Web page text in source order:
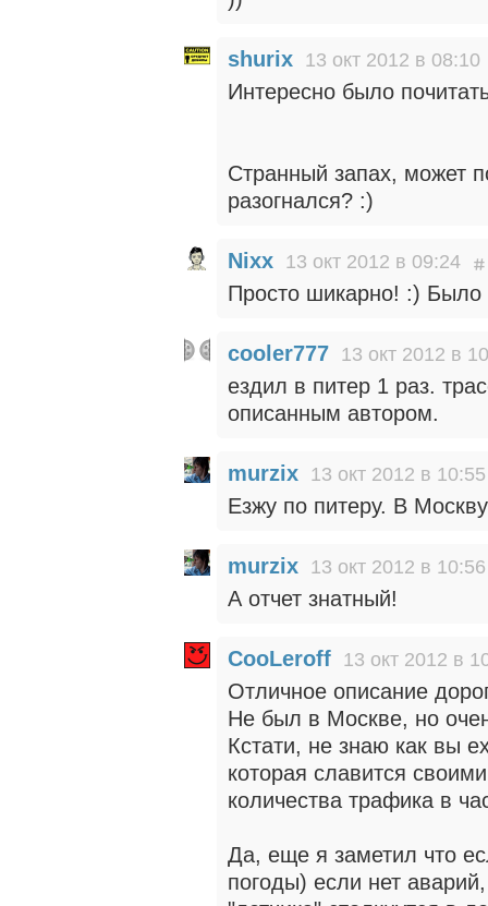
shurix 13 окт 2012 в 08:10
Интересно было
Странный запах, может
разогнался? :)
Nixx 13 окт 2012 в 09:24
Просто шикарно! :) Было
cooler777 13 окт 2012 в
ездил в питер 1 раз.
описанным автором.
murzix 13 окт 2012 в 10:55
Езжу по питеру. В
murzix 13 окт 2012 в 10:56
А отчет знатный!
CooLeroff 13 окт 2012 в
Отличное описание
Не был в Москве, но
Кстати, не знаю как вы
которая славится
количества трафика в
Да, еще я заметил что
погоды) если нет